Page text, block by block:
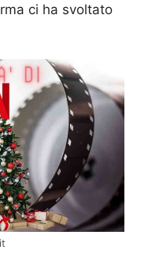
ci ha svoltato